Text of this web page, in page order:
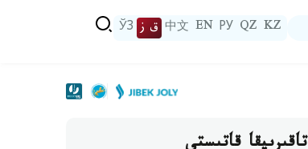
KZ
QZ
РУ
EN
中文 ق ز ЎЗ